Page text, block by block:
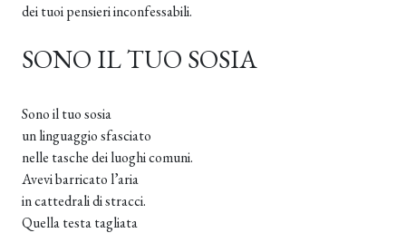
dei tuoi pensieri inconfessabili.
SONO IL TUO SOSIA
Sono il tuo sosia
un linguaggio sfasciato
nelle tasche dei luoghi comuni.
Avevi barricato l’aria
in cattedrali di stracci.
Quella testa tagliata